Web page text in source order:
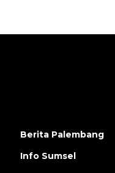
Berita Palembang
Info Sumsel